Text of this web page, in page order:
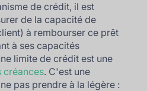
de crédit, il est
de la capacité de
à rembourser ce prêt
à ses capacités
limite de crédit est une
créances. C'est une
pas prendre à la légère :